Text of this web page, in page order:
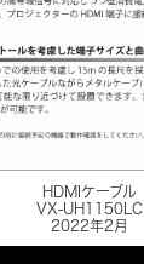
HDMIケーブル
VX-UH1150LC
2022年2月